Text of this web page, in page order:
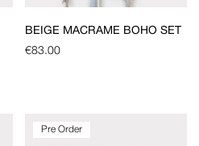
BEIGE MACRAME BOHO SET
€83.00
Pre Order